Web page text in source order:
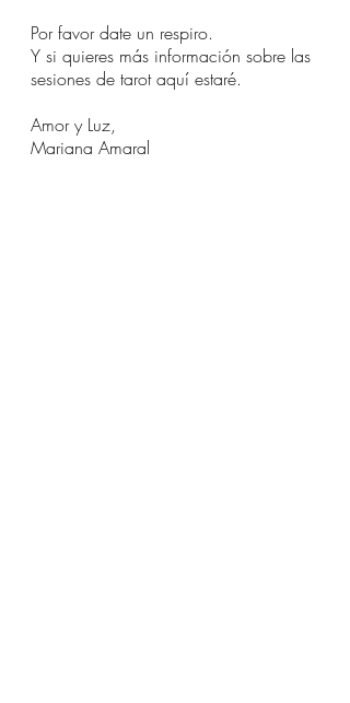
Por favor date un respiro.
Y si quieres más información sobre las
sesiones de tarot aquí estaré.
Amor y Luz,
Mariana Amaral